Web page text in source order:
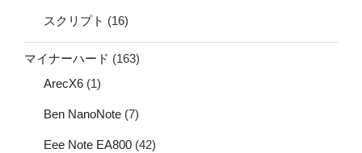
スクリプト (16)
マイナーハード (163)
ArecX6 (1)
Ben NanoNote (7)
Eee Note EA800 (42)